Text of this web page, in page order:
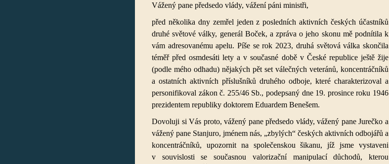
Vážený pane předsedo vlády, vážení páni ministři,
před několika dny zemřel jeden z posledních aktivních českých účastníků
druhé světové války, generál Boček, a zpráva o jeho skonu mě podnítila k
vám adresovanému apelu. Píše se rok 2023, druhá světová válka skončila
téměř před osmdesáti lety a v současné době v České republice ještě žije
(podle mého odhadu) nějakých pět set válečných veteránů, koncentráčníků
a ostatních aktivních příslušníků druhého odboje, které charakterizoval a
personifikoval zákon č. 255/46 Sb., podepsaný dne 19. prosince roku 1946
prezidentem republiky doktorem Eduardem Benešem.
Dovoluji si Vás proto, vážený pane předsedo vlády, vážený pane Jurečko a
vážený pane Stanjuro, jménem nás, „zbylých“ českých aktivních odbojářů a
koncentráčníků, upozornit na společenskou šikanu, jíž jsme vystaveni
v souvislosti se současnou valorizační manipulací důchodů, kterou